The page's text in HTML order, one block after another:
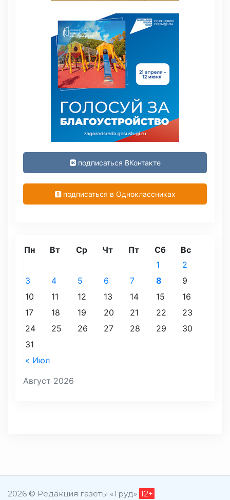
подписаться ВКонтакте
подписаться в Одноклассниках
Август 2026
Пн Вт Ср Чт Пт Сб Вс
« Июл
1
2
3
4 5 6 7 8
9
10
11 12 13 14 15
16
17
18 19 20 21 22
23
24
25 26 27 28 29
30
31
2026 © Редакция газеты «Труд» 12+